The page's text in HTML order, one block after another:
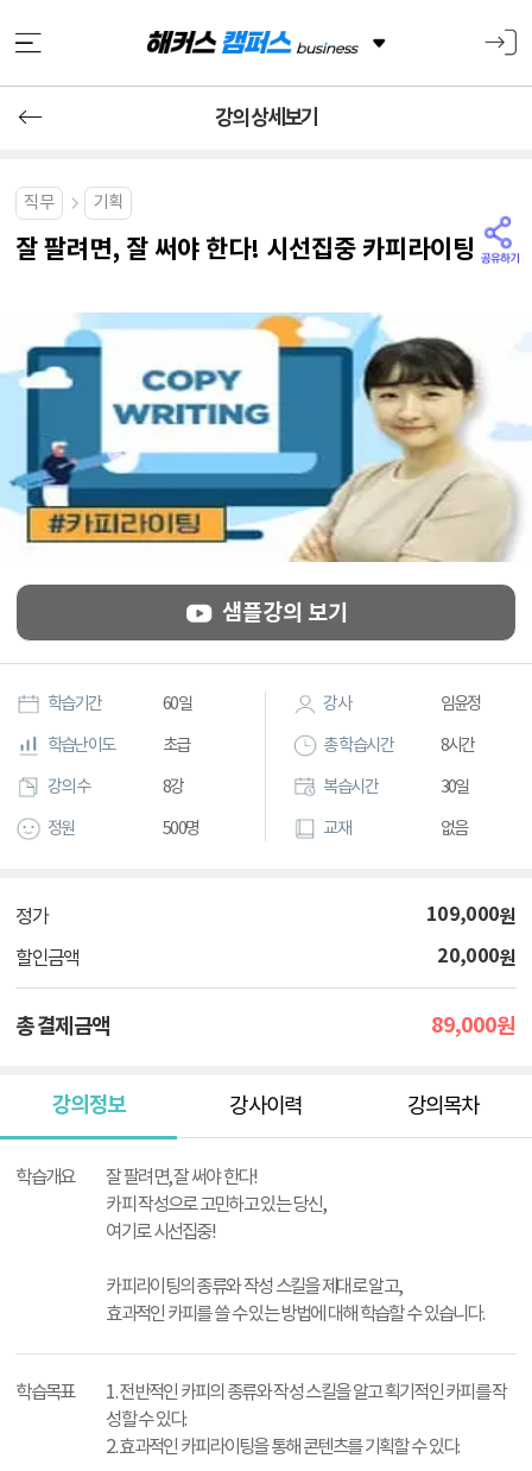
강의 상세보기
직무 기획
잘 팔려면, 잘 써야 한다! 시선집중 카피라이팅
샘플강의 보기
학습기간 60일
학습난이도 초급
강의 수 8강
정원 500명
강사 임윤정
총 학습시간 8시간
복습시간 30일
교재 없음
정가 109,000원
할인금액 20,000원
총 결제금액 89,000원
강의정보 강사이력 강의목차
학습개요
잘 팔려면, 잘 써야 한다!
카피 작성으로 고민하고 있는 당신,
여기로 시선집중!
카피라이팅의 종류와 작성 스킬을 제대로 알고,
효과적인 카피를 쓸 수 있는 방법에 대해 학습할 수 있습니다.
학습목표
1. 전반적인 카피의 종류와 작성 스킬을 알고 획기적인 카피를 작
성할 수 있다.
2. 효과적인 카피라이팅을 통해 콘텐츠를 기획할 수 있다.